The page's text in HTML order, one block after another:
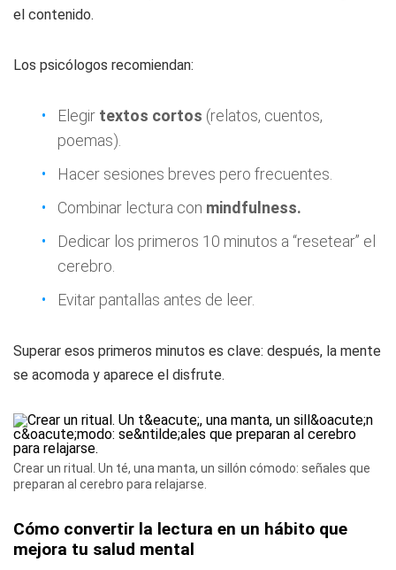
el contenido.
Los psicólogos recomiendan:
Elegir textos cortos (relatos, cuentos,
poemas).
Hacer sesiones breves pero frecuentes.
Combinar lectura con mindfulness.
Dedicar los primeros 10 minutos a “resetear” el
cerebro.
Evitar pantallas antes de leer.
Superar esos primeros minutos es clave: después, la mente
se acomoda y aparece el disfrute.
Crear un ritual. Un té, una manta, un sillón cómodo: señales que
preparan al cerebro para relajarse.
Cómo convertir la lectura en un hábito que
mejora tu salud mental